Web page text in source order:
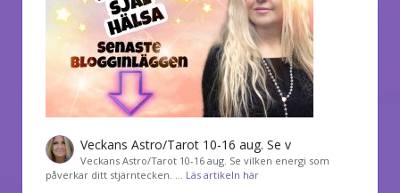
Veckans Astro/Tarot 10-16 aug. Se v
Veckans Astro/Tarot 10-16 aug. Se vilken energi som
påverkar ditt stjärntecken. … Läs artikeln här